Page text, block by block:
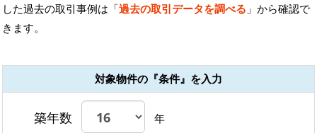
した過去の取引事例は「過去の取引データを調べる 」から確認で
きます。
対象物件の『条件』を入力
築年数 年